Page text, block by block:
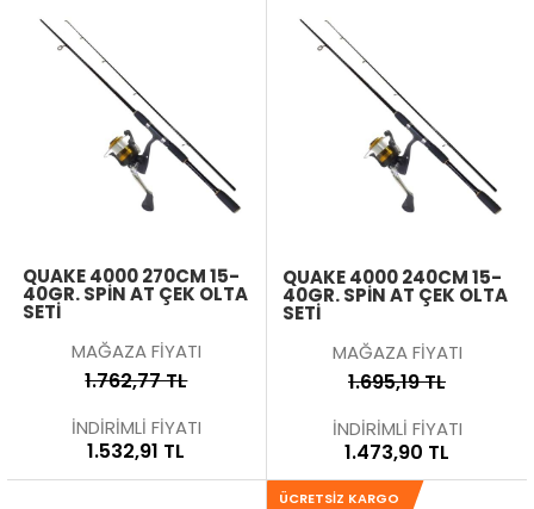
QUAKE 4000 270CM 15-
40GR. SPIN AT ÇEK OLTA
SETI
MAĞAZA FİYATI
1.762,77 TL
İNDİRİMLİ FİYATI
1.532,91 TL
QUAKE 4000 240CM 15-
40GR. SPIN AT ÇEK OLTA
SETI
MAĞAZA FİYATI
1.695,19 TL
İNDİRİMLİ FİYATI
1.473,90 TL
ÜCRETSIZ KARGO